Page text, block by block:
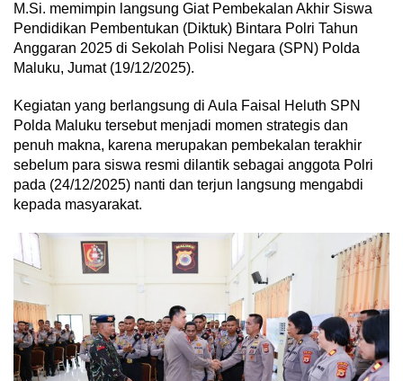
M.Si. memimpin langsung Giat Pembekalan Akhir Siswa
Pendidikan Pembentukan (Diktuk) Bintara Polri Tahun
Anggaran 2025 di Sekolah Polisi Negara (SPN) Polda
Maluku, Jumat (19/12/2025).
Kegiatan yang berlangsung di Aula Faisal Heluth SPN
Polda Maluku tersebut menjadi momen strategis dan
penuh makna, karena merupakan pembekalan terakhir
sebelum para siswa resmi dilantik sebagai anggota Polri
pada (24/12/2025) nanti dan terjun langsung mengabdi
kepada masyarakat.